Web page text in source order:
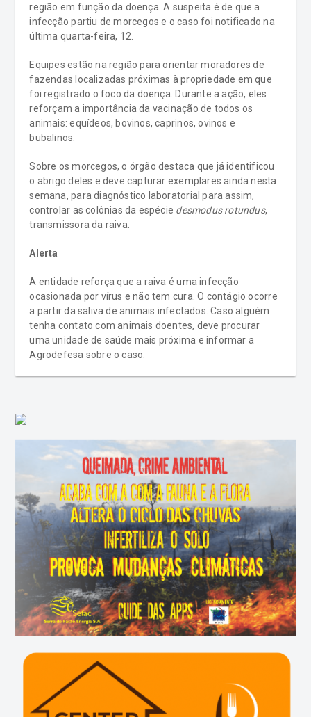
região em função da doença. A suspeita é de que a
infecção partiu de morcegos e o caso foi notificado na
última quarta-feira, 12.
Equipes estão na região para orientar moradores de
fazendas localizadas próximas à propriedade em que
foi registrado o foco da doença. Durante a ação, eles
reforçam a importância da vacinação de todos os
animais: equídeos, bovinos, caprinos, ovinos e
bubalinos.
Sobre os morcegos, o órgão destaca que já identificou
o abrigo deles e deve capturar exemplares ainda nesta
semana, para diagnóstico laboratorial para assim,
controlar as colônias da espécie desmodus rotundus,
transmissora da raiva.
Alerta
A entidade reforça que a raiva é uma infecção
ocasionada por vírus e não tem cura. O contágio ocorre
a partir da saliva de animais infectados. Caso alguém
tenha contato com animais doentes, deve procurar
uma unidade de saúde mais próxima e informar a
Agrodefesa sobre o caso.